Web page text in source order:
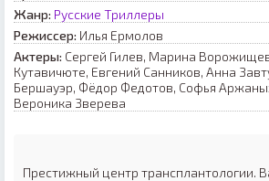
Жанр: Русские Триллеры
Режиссер: Илья Ермолов
Актеры: Сергей Гилев, Марина
Кутавичюте, Евгений Санников, Анна
Бершауэр, Фёдор Федотов, Софья
Вероника Зверева
Престижный центр трансплантологии.